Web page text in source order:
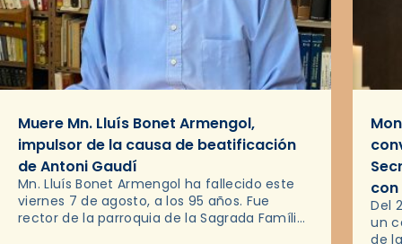
Muere Mn. Lluís Bonet Armengol,
impulsor de la causa de beatificación
de Antoni Gaudí
Mn. Lluís Bonet Armengol ha fallecido este
viernes 7 de agosto, a los 95 años. Fue
rector de la parroquia de la Sagrada Família
Del
un
de